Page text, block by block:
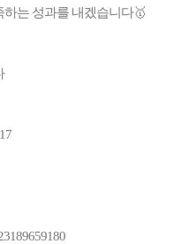
는 성과를 내겠습니다🥇